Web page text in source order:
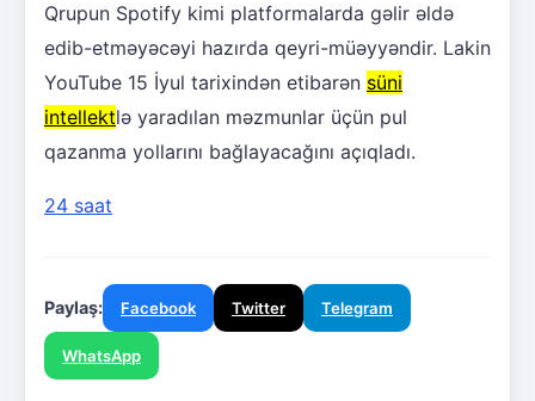
Qrupun Spotify kimi platformalarda gəlir əldə
edib-etməyəcəyi hazırda qeyri-müəyyəndir. Lakin
YouTube 15 İyul tarixindən etibarən süni
intellektlə yaradılan məzmunlar üçün pul
qazanma yollarını bağlayacağını açıqladı.
24 saat
Paylaş: Facebook Twitter Telegram
WhatsApp